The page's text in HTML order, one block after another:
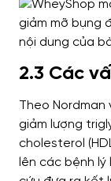
2.3 Các
Theo
giảm lượng
cholesterol
lên các bệnh